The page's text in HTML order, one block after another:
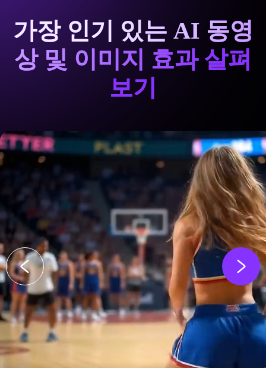
가장 인기 있는 AI 동영
상 및 이미지 효과 살펴
보기